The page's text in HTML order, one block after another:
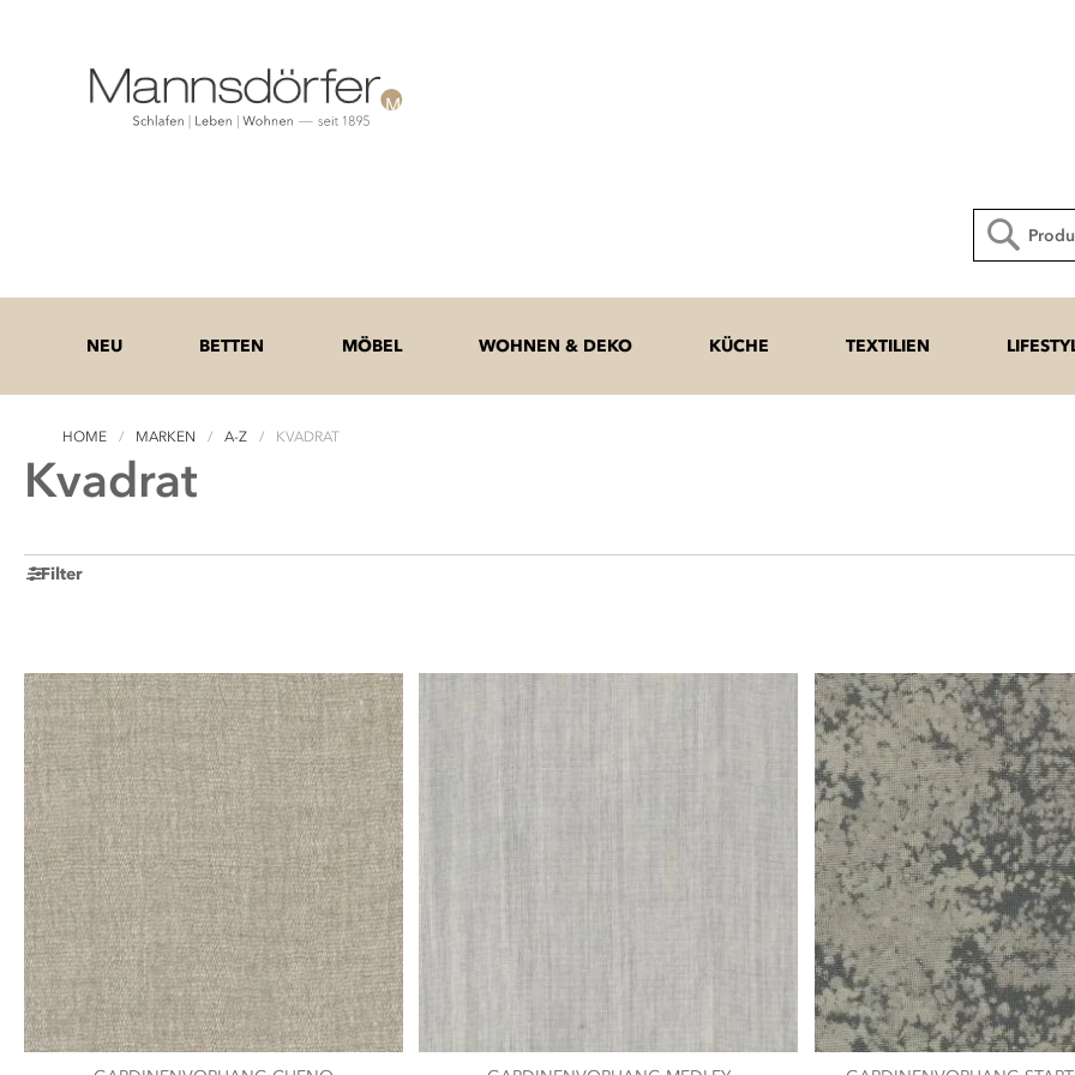
NEU BETTEN MÖBEL WOHNEN & DEKO KÜCHE TEXTILIEN
HOME MARKEN A-Z KVADRAT
Kvadrat
Filter